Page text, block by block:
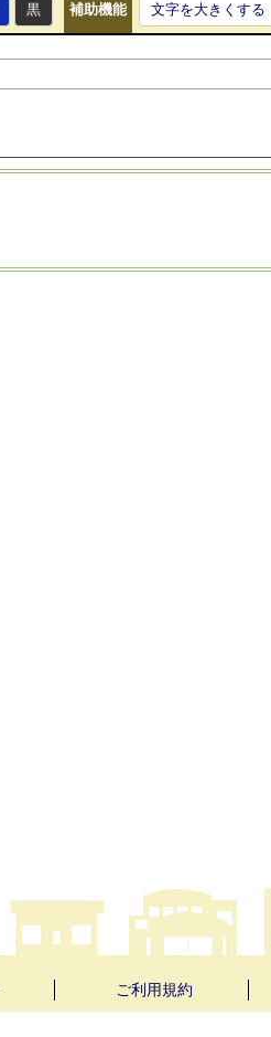
黒 補助機能 文字を大きくする
ご利用規約